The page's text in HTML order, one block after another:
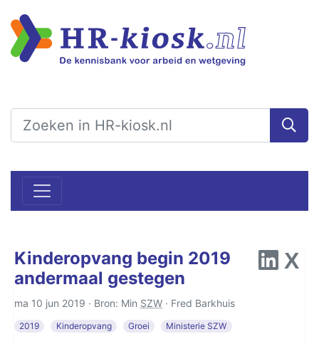
Kinderopvang begin 2019
andermaal gestegen
ma 10 jun 2019 · Bron: Min SZW · Fred Barkhuis
2019 Kinderopvang Groei Ministerie SZW